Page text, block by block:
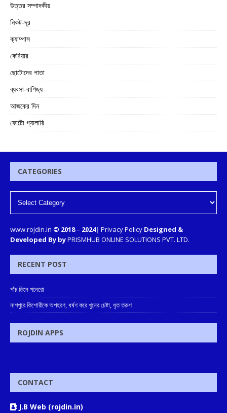
উত্তর সম্পাদকীয়
নিকট-দূর
ক্যাম্পাস
কেরিয়ার
ছোটোদের পাতা
ব্যবসা-বাণিজ্য
আজকের দিন
ফোটো গ্যালারি
CATEGORIES
www.rojdin.in © 2018– 2024| Privacy Policy Designed &
Developed By byPRISMHUB ONLINE SOLUTIONS PVT. LTD.
RECENT POST
পাঁচ তিনে পনেরো
নাগপুরে কিশোরীকে অপহরণ, ধর্ষণ করে খুনের চেষ্টা, ধৃত তরুণ
ROJDIN APPS
CONTACT
J.B Web (rojdin.in)